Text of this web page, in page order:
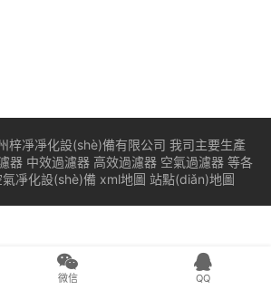
梓凈凈化設(shè)備有限公司 我司主要生產
器 中效過濾器 高效過濾器 空氣過濾器 等各
凈化設(shè)備 xml地圖 站點(diǎn)地圖
微信 QQ